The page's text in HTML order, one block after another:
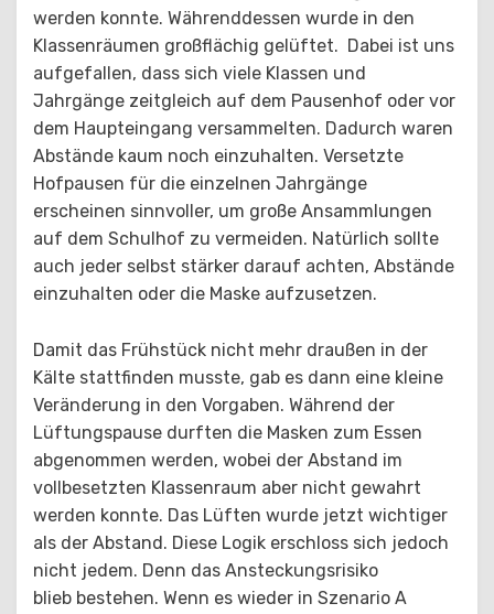
werden konnte. Währenddessen wurde in den
Klassenräumen großflächig gelüftet. Dabei ist uns
aufgefallen, dass sich viele Klassen und
Jahrgänge zeitgleich auf dem Pausenhof oder vor
dem Haupteingang versammelten. Dadurch waren
Abstände kaum noch einzuhalten. Versetzte
Hofpausen für die einzelnen Jahrgänge
erscheinen sinnvoller, um große Ansammlungen
auf dem Schulhof zu vermeiden. Natürlich sollte
auch jeder selbst stärker darauf achten, Abstände
einzuhalten oder die Maske aufzusetzen.
Damit das Frühstück nicht mehr draußen in der
Kälte stattfinden musste, gab es dann eine kleine
Veränderung in den Vorgaben. Während der
Lüftungspause durften die Masken zum Essen
abgenommen werden, wobei der Abstand im
vollbesetzten Klassenraum aber nicht gewahrt
werden konnte. Das Lüften wurde jetzt wichtiger
als der Abstand. Diese Logik erschloss sich jedoch
nicht jedem. Denn das Ansteckungsrisiko
blieb bestehen. Wenn es wieder in Szenario A